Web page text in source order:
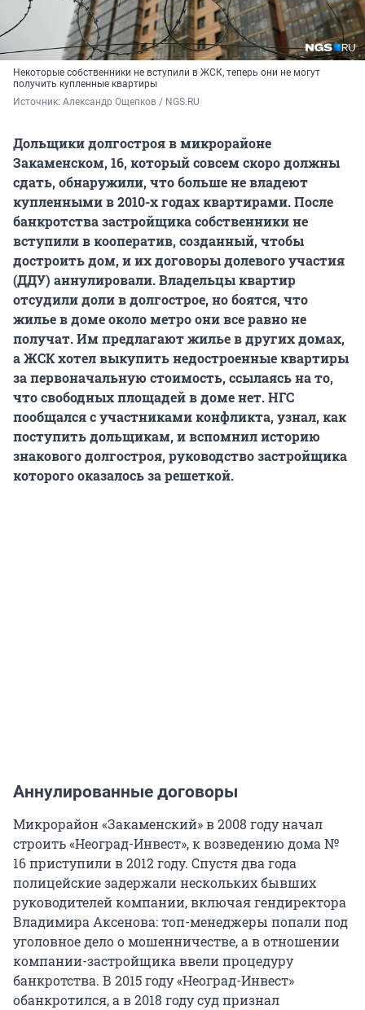
Некоторые собственники не вступили в ЖСК, теперь они не могут
получить купленные квартиры
Источник: Александр Ощепков / NGS.RU
Дольщики долгостроя в микрорайоне
Закаменском, 16, который совсем скоро должны
сдать, обнаружили, что больше не владеют
купленными в 2010-х годах квартирами. После
банкротства застройщика собственники не
вступили в кооператив, созданный, чтобы
достроить дом, и их договоры долевого участия
(ДДУ) аннулировали. Владельцы квартир
отсудилидоли в долгострое, но боятся, что
жилье в доме около метро они все равно не
получат. Им предлагают жилье в других домах,
а ЖСК хотел выкупить недостроенные квартиры
за первоначальную стоимость, ссылаясь на то,
что свободных площадей в доме нет.НГС
пообщался с участниками конфликта, узнал, как
поступить дольщикам, и вспомнил историю
знакового долгостроя, руководство застройщика
которого оказалось за решеткой.
Аннулированные договоры
Микрорайон «Закаменский» в 2008 году начал
строить «Неоград-Инвест», к возведению дома №
16 приступили в 2012 году. Спустя два года
полицейские задержали нескольких бывших
руководителей компании, включая гендиректора
Владимира Аксенова: топ-менеджеры попали под
уголовное дело о мошенничестве, а в отношении
компании-застройщика ввели процедуру
банкротства. В 2015 году «Неоград-Инвест»
обанкротился, а в 2018 году суд признал